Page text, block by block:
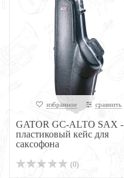
избранное сравнить
GATOR GC-ALTO SAX -
пластиковый кейс для
саксофона
(0)